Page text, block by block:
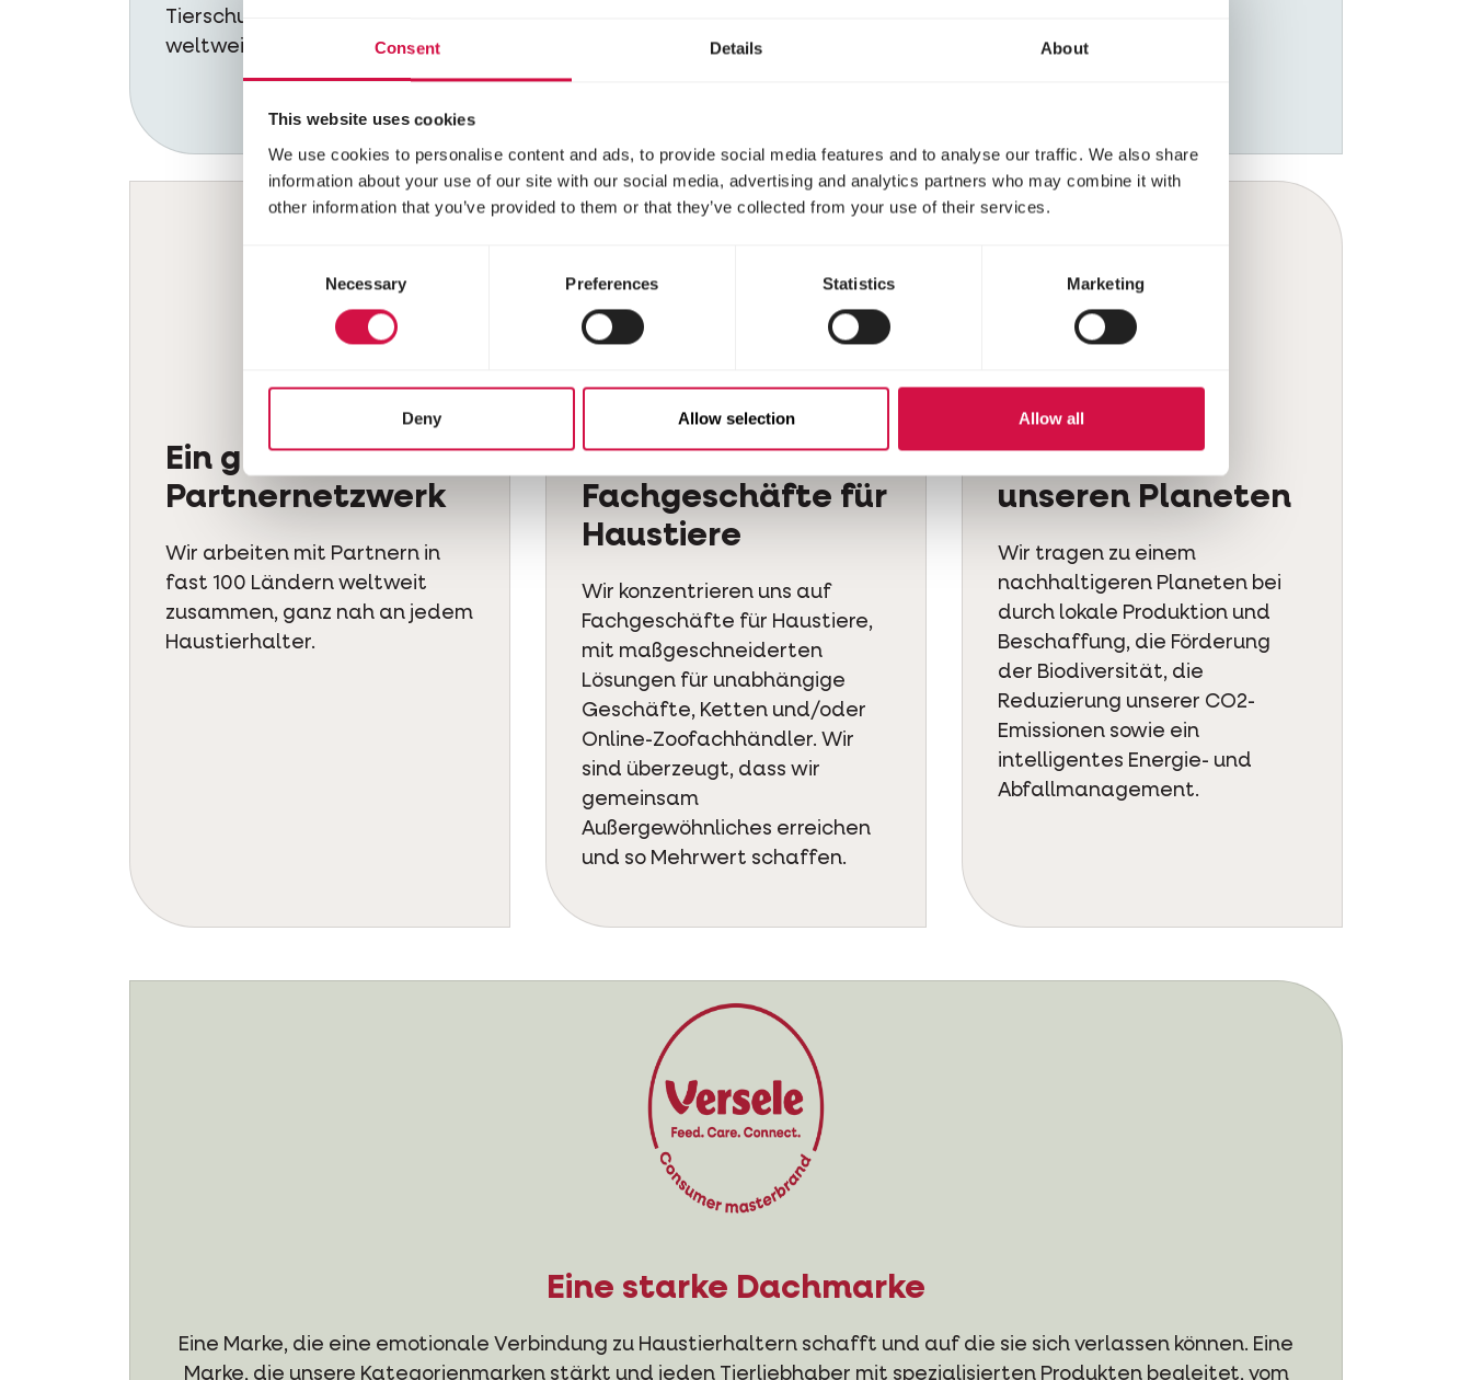
Consent Details About
This website uses cookies
We use cookies to personalise content and ads, to provide social media features and to analyse our traffic. We also share
information about your use of our site with our social media, advertising and analytics partners who may combine it with
other information that you’ve provided to them or that they’ve collected from your use of their services.
Necessary Preferences Statistics Marketing
Deny Allow selection Allow all
Tierschutzorganisationen
weltweit.
hochwertige Rezepturen und
Ein globales
Partnernetzwerk
Wir arbeiten mit Partnern in
fast 100 Ländern weltweit
zusammen, ganz nah an jedem
Haustierhalter.
Fokus auf
Fachgeschäfte für
Haustiere
Wir konzentrieren uns auf
Fachgeschäfte für Haustiere,
mit maßgeschneiderten
Lösungen für unabhängige
Geschäfte, Ketten und/oder
Online-Zoofachhändler. Wir
sind überzeugt, dass wir
gemeinsam
Außergewöhnliches erreichen
und so Mehrwert schaffen.
Respekt für
unseren Planeten
Wir tragen zu einem
nachhaltigeren Planeten bei
durch lokale Produktion und
Beschaffung, die Förderung
der Biodiversität, die
Reduzierung unserer CO2-
Emissionen sowie ein
intelligentes Energie- und
Abfallmanagement.
Eine starke Dachmarke
Eine Marke, die eine emotionale Verbindung zu Haustierhaltern schafft und auf die sie sich verlassen können. Eine
Marke, die unsere Kategorienmarken stärkt und jeden Tierliebhaber mit spezialisierten Produkten begleitet, vom